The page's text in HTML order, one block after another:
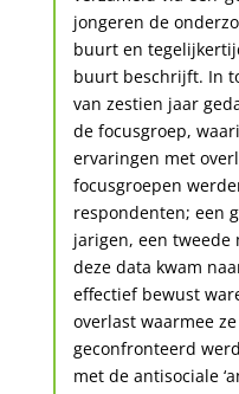
jongeren de
buurt en
buurt beschrijft. In
van zestien jaar
de focusgroep,
ervaringen met
focusgroepen
respondenten; een
jarigen, een tweede
deze data kwam
effectief bewust
overlast waarmee
geconfronteerd
met de antisociale